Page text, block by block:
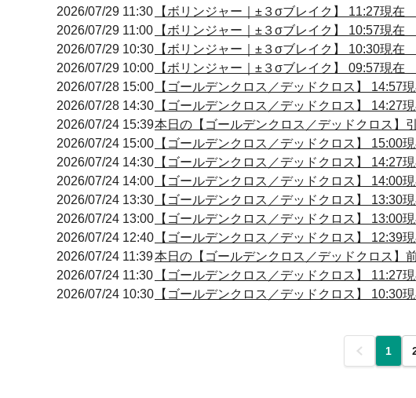
2026/07/29 11:30
【ボリンジャー｜±３σブレイク】 11:27現
2026/07/29 11:00
【ボリンジャー｜±３σブレイク】 10:57現
2026/07/29 10:30 【ボリンジャー｜±３σブレイク】 10:30現
2026/07/29 10:00 【ボリンジャー｜±３σブレイク】 09:57現
2026/07/28 15:00 【ゴールデンクロス／デッドクロス】
2026/07/28 14:30 【ゴールデンクロス／デッドクロス】
2026/07/24 15:39本日の【ゴールデンクロス／デッドクロス
2026/07/24 15:00 【ゴールデンクロス／デッドクロス】
2026/07/24 14:30 【ゴールデンクロス／デッドクロス】
2026/07/24 14:00 【ゴールデンクロス／デッドクロス】
2026/07/24 13:30 【ゴールデンクロス／デッドクロス】
2026/07/24 13:00 【ゴールデンクロス／デッドクロス】
2026/07/24 12:40 【ゴールデンクロス／デッドクロス】
2026/07/24 11:39本日の【ゴールデンクロス／デッドクロス
2026/07/24 11:30
【ゴールデンクロス／デッドクロス】
2026/07/24 10:30 【ゴールデンクロス／デッドクロス】
前 1